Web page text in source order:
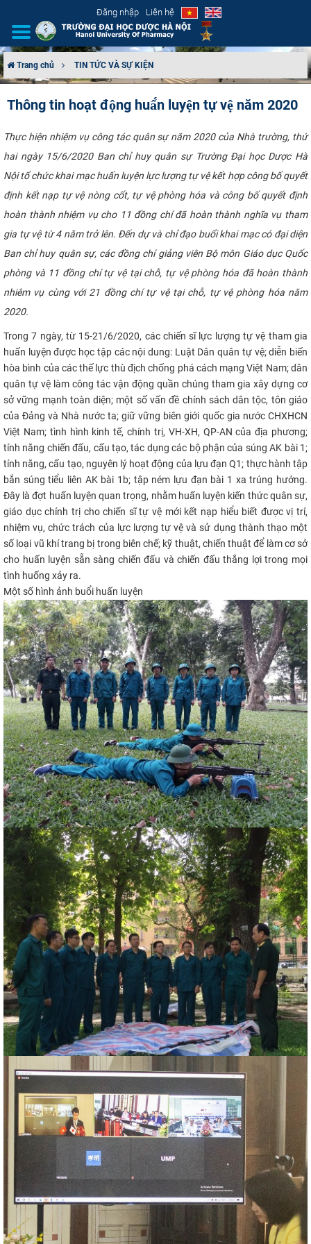
Đăng nhập Liên hệ
TUYỂN SINH
ĐÀO TẠO
ĐẢM BẢO CHẤT LƯỢNG
KHOA HỌC CÔNG NGHỆ
HTQT
CỰU NGƯỜI HỌC
Trang chủ TIN TỨC VÀ SỰ KIỆN
Thông tin hoạt động huấ́n luyện tự vệ năm 2020
Thực hiện nhiệm vụ công tác quân sự năm 2020 của Nhà trường, thứ
hai ngày 15/6/2020 Ban chỉ huy quân sự Trường Đại học Dược Hà
Nội tổ chức khai mạc huấn luyện lực lượng tự vệ kết hợp công bố quyết
định kết nạp tự vệ nòng cốt, tự vệ phòng hóa và công bố quyết định
hoàn thành nhiệm vụ cho 11 đồng chí đã hoàn thành nghĩa vụ tham
gia tự vệ từ 4 năm trở lên. Đến dự và chỉ đạo buổi khai mạc có đại diện
Ban chỉ huy quân sự, các đồng chí giảng viên Bộ môn Giáo dục Quốc
phòng và 11 đồng chí tự vệ tại chỗ, tự vệ phòng hóa đã hoàn thành
nhiêm vụ cùng với 21 đồng chí tự vệ tại chỗ, tự vệ phòng hóa năm
2020. ​​
Trong 7 ngày, từ 15-21/6/2020, các chiến sĩ lực lượng tự vệ tham gia
huấn luyện được học tập các nội dung: Luật Dân quân tự vệ; diễn biến
hòa bình của các thế lực thù địch chống phá cách mạng Việt Nam; dân
quân tự vệ làm công tác vận động quần chúng tham gia xây dựng cơ
sở vững mạnh toàn diện; một số vấn đề chính sách dân tộc, tôn giáo
của Đảng và Nhà nước ta; giữ vững biên giới quốc gia nước CHXHCN
Việt Nam; tình hình kinh tế, chính trị, VH-XH, QP-AN của địa phương;
tính năng chiến đấu, cấu tạo, tác dụng các bộ phận của súng AK bài 1;
tính năng, cấu tạo, nguyên lý hoạt động của lựu đạn Q1; thực hành tập
bắn súng tiểu liên AK bài 1b; tập ném lựu đạn bài 1 xa trúng hướng.
Đây là đợt huấn luyện quan trọng, nhằm huấn luyện kiến thức quân sự,
giáo dục chính trị cho chiến sĩ tự vệ mới kết nạp hiểu biết được vị trí,
nhiệm vụ, chức trách của lực lượng tự vệ và sử dụng thành thạo một
số loại vũ khí trang bị trong biên chế; kỹ thuật, chiến thuật để làm cơ sở
cho huấn luyện sẵn sàng chiến đấu và chiến đấu thắng lợi trong mọi
tình huống xảy ra.
​Một số hình ảnh buổi huấn luyện